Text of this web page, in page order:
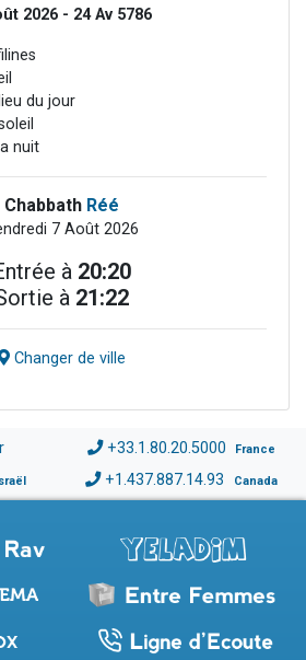
2026 - 24 Av 5786
du jour
nuit
Chabbath Réé
7 Août 2026
à 20:20
à 21:22
Changer de ville
+33.1.80.20.5000 France
+1.437.887.14.93 Canada